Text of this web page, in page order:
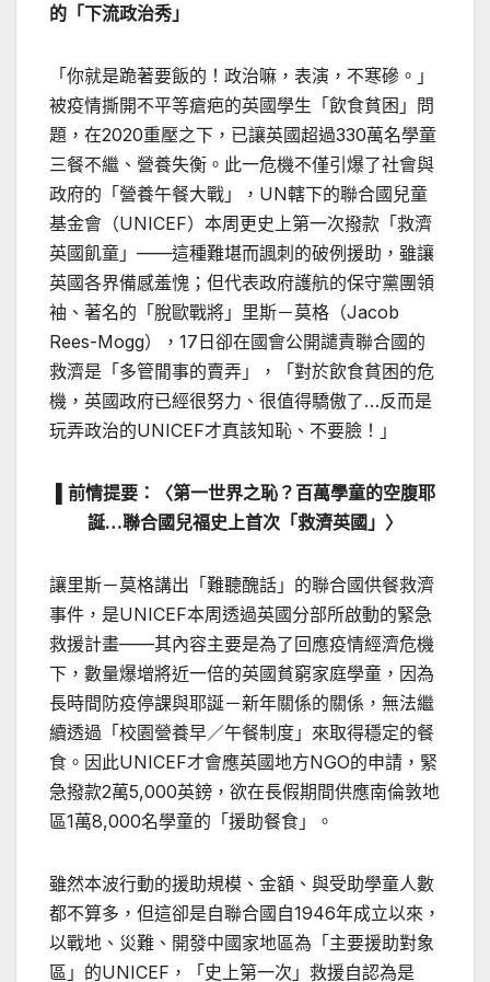
的「下流政治秀」
「你就是跪著要飯的！政治嘛，表演，不寒磣。」
被疫情撕開不平等瘡疤的英國學生「飲食貧困」問
題，在2020重壓之下，已讓英國超過330萬名學童
三餐不繼、營養失衡。此一危機不僅引爆了社會與
政府的「營養午餐大戰」，UN轄下的聯合國兒童
基金會（UNICEF）本周更史上第一次撥款「救濟
英國飢童」——這種難堪而諷刺的破例援助，雖讓
英國各界備感羞愧；但代表政府護航的保守黨團領
袖、著名的「脫歐戰將」里斯－莫格（Jacob
Rees-Mogg），17日卻在國會公開譴責聯合國的
救濟是「多管閒事的賣弄」，「對於飲食貧困的危
機，英國政府已經很努力、很值得驕傲了…反而是
玩弄政治的UNICEF才真該知恥、不要臉！」
▌前情提要：〈第一世界之恥？百萬學童的空腹耶
誕…聯合國兒福史上首次「救濟英國」〉
讓里斯－莫格講出「難聽醜話」的聯合國供餐救濟
事件，是UNICEF本周透過英國分部所啟動的緊急
救援計畫——其內容主要是為了回應疫情經濟危機
下，數量爆增將近一倍的英國貧窮家庭學童，因為
長時間防疫停課與耶誕－新年關係的關係，無法繼
續透過「校園營養早／午餐制度」來取得穩定的餐
食。因此UNICEF才會應英國地方NGO的申請，緊
急撥款2萬5,000英鎊，欲在長假期間供應南倫敦地
區1萬8,000名學童的「援助餐食」。
雖然本波行動的援助規模、金額、與受助學童人數
都不算多，但這卻是自聯合國自1946年成立以來，
以戰地、災難、開發中國家地區為「主要援助對象
區」的UNICEF，「史上第一次」救援自認為是